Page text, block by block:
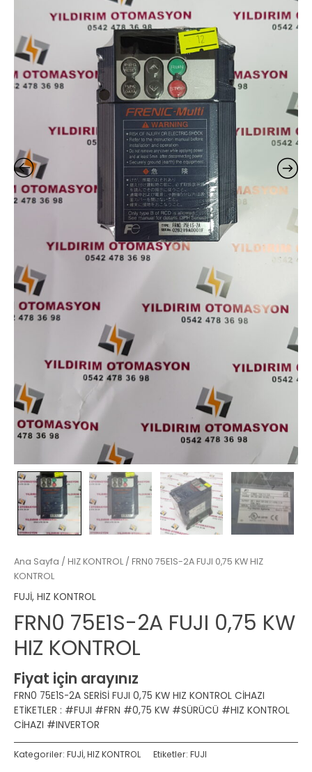
Ana Sayfa / HIZ KONTROL / FRN0 75E1S-2A FUJI 0,75 KW HIZ
KONTROL
FUJİ, HIZ KONTROL
FRN0 75E1S-2A FUJI 0,75 KW
HIZ KONTROL
Fiyat için arayınız
FRN0 75E1S-2A SERİSİ FUJI 0,75 KW HIZ KONTROL CİHAZI
ETİKETLER : #FUJI #FRN #0,75 KW #SÜRÜCÜ #HIZ KONTROL
CİHAZI #INVERTOR
Kategoriler: FUJİ,HIZ KONTROL Etiketler: FUJI